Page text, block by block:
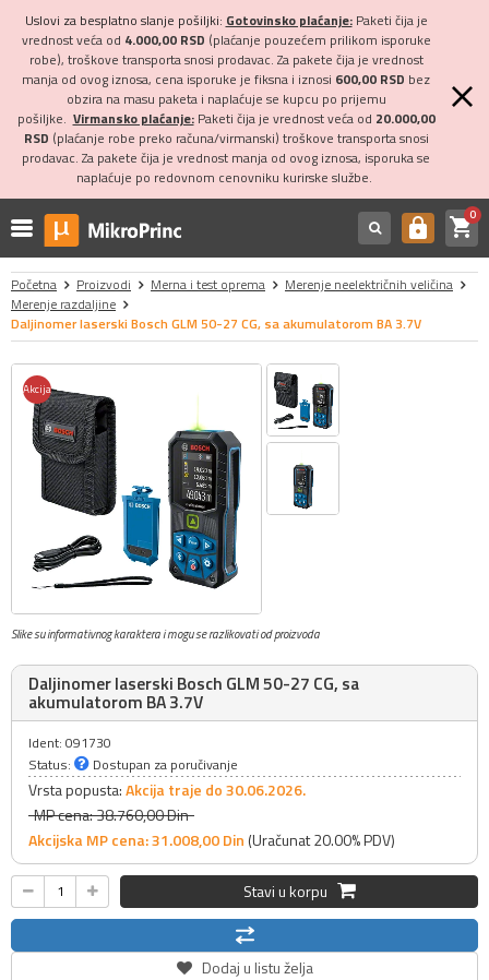
Uslovi za besplatno slanje pošiljki: Gotovinsko plaćanje:Paketi čija je
vrednost veća od 4.000,00 RSD (plaćanje pouzećem prilikom isporuke
robe), troškove transporta snosi prodavac. Za pakete čija je vrednost
manja od ovog iznosa, cena isporuke je fiksna i iznosi 600,00 RSD bez
obzira na masu paketa i naplaćuje se kupcu po prijemu
pošiljke. Virmansko plaćanje:Paketi čija je vrednost veća od 20.000,00
RSD (plaćanje robe preko računa/virmanski) troškove transporta snosi
prodavac. Za pakete čija je vrednost manja od ovog iznosa, isporuka se
naplaćuje po redovnom cenovniku kurirske službe.
https shopping_cart0
Početna Proizvodi Merna i test oprema
Merenje neelektričnih veličina
Merenje razdaljine
Daljinomer laserski Bosch GLM 50-27 CG, sa akumulatorom BA 3.7V
Akcija
Slike su informativnog karaktera i mogu se razlikovati od proizvoda
Daljinomer laserski Bosch GLM 50-27 CG, sa
akumulatorom BA 3.7V
Ident: 091730
Status:
Dostupan za poručivanje
Vrsta popusta:Akcija traje do 30.06.2026.
MP cena: 38.760,00Din
Akcijska MP cena: 31.008,00Din (Uračunat 20.00% PDV)
Stavi u korpu
Dodaj u listu želja